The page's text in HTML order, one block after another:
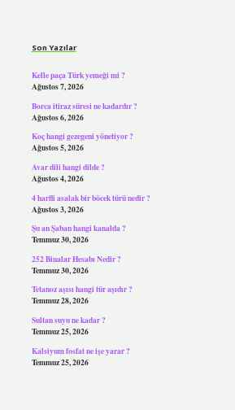
Son Yazılar
Kelle paça Türk yemeği mi ?
Ağustos 7, 2026
Borca itiraz süresi ne kadardır ?
Ağustos 6, 2026
Koç hangi gezegeni yönetiyor ?
Ağustos 5, 2026
Avar dili hangi dilde ?
Ağustos 4, 2026
4 harfli asalak bir böcek türü nedir ?
Ağustos 3, 2026
Şu an Şaban hangi kanalda ?
Temmuz 30, 2026
252 Binalar Hesabı Nedir ?
Temmuz 30, 2026
Tetanoz aşısı hangi tür aşıdır ?
Temmuz 28, 2026
Sultan suyu ne kadar ?
Temmuz 25, 2026
Kalsiyum fosfat ne işe yarar ?
Temmuz 25, 2026